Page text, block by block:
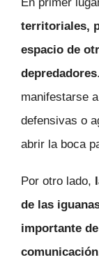
territoriales,
espacio de
depredadores
manifestarse
defensivas o
abrir la boca
Por otro lado,
de las
importante
comunicación